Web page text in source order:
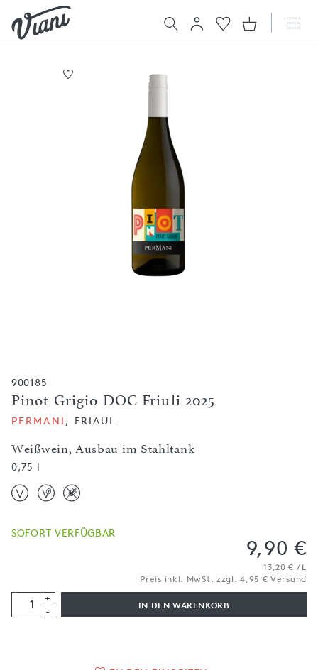
900185
Pinot Grigio DOC Friuli 2025
Weißwein, Ausbau im Stahltank
PERMANI , FRIAUL
0,75 l
SOFORT VERFÜGBAR
9,90 €
13,20 € / L
Preis inkl. MwSt. zzgl. 4,95 € Versand
+
-
IN DEN WARENKORB